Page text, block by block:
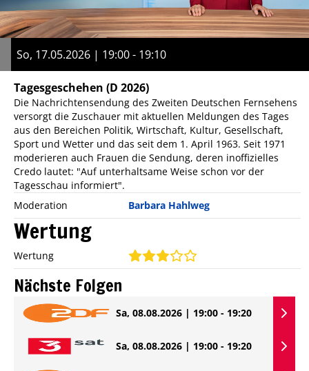
So, 17.05.2026 | 19:00 - 19:10
Tagesgeschehen (D 2026)
Die Nachrichtensendung des Zweiten Deutschen Fernsehens
versorgt die Zuschauer mit aktuellen Meldungen des Tages
aus den Bereichen Politik, Wirtschaft, Kultur, Gesellschaft,
Sport und Wetter und das seit dem 1. April 1963. Seit 1971
moderieren auch Frauen die Sendung, deren inoffizielles
Credo lautet: "Auf unterhaltsame Weise schon vor der
Tagesschau informiert".
Moderation
Barbara Hahlweg
Wertung
Wertung
Nächste Folgen
Sa, 08.08.2026 | 19:00 - 19:20
Sa, 08.08.2026 | 19:00 - 19:20